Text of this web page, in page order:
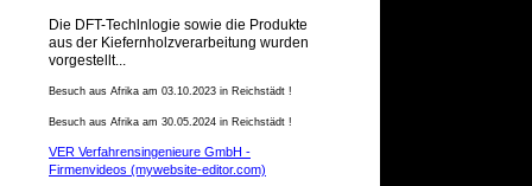
Die DFT-Techlnlogie sowie die Produkte
aus der Kiefernholzverarbeitung wurden
vorgestellt...
Besuch aus Afrika am 03.10.2023 in Reichstädt !
Besuch aus Afrika am 30.05.2024 in Reichstädt !
VER Verfahrensingenieure GmbH -
Firmenvideos (mywebsite-editor.com)